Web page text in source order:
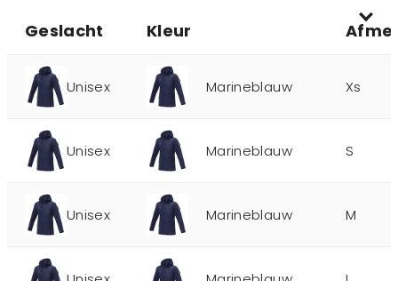
Geslacht Kleur
Unisex Marineblauw Xs
Unisex Marineblauw S
Unisex Marineblauw M